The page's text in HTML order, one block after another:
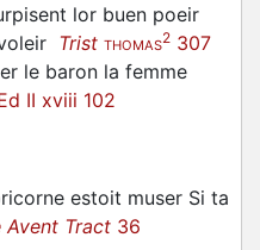
lor buen poeir
Trist THOMAS2 307
le baron la femme
II xviii 102
estoit muser Si ta
Avent Tract 36